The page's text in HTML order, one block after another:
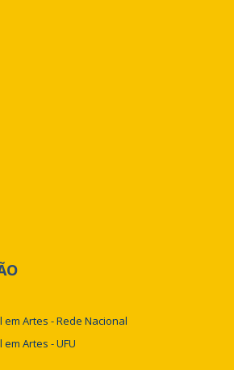
Artes - Rede Nacional
Artes - UFU